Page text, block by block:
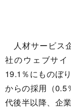
人材サービス
社のウェブサ
19.1％にものぼ
からの採用（0.5
代後半以降、企